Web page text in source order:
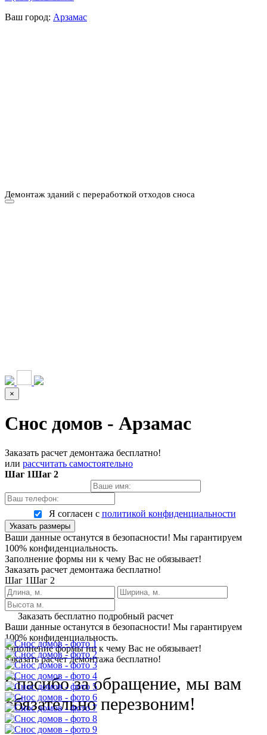
Ваш город: Арзамас
Демонтаж зданий с переработкой отходов сноса
×
Снос домов - Арзамас
Заказать расчет демонтажа бесплатно!
или рассчитать самостоятельно
Шаг 1Шаг 2
Я согласен с политикой конфиденциальности
Указать размеры
Ваши данные останутся в безопасности! Мы гарантируем
100% конфиденциальность.
Заполнение формы ни к чему Вас не обязывает!
Заказать расчет демонтажа бесплатно!
Шаг 1Шаг 2
Заказать бесплатно подробный расчет
Ваши данные останутся в безопасности! Мы гарантируем
100% конфиденциальность.
Заполнение формы ни к чему Вас не обязывает!
Заказать расчет демонтажа бесплатно!
Спасибо за обращение, мы вам
обязательно перезвоним!